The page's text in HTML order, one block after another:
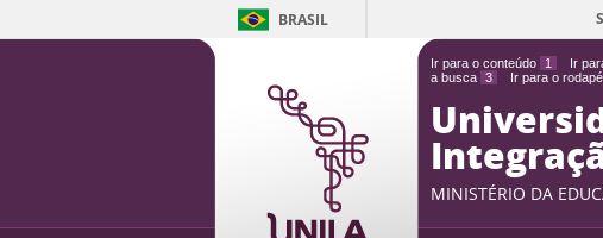
Ir para o conteúdo 1 Ir
a busca 3 Ir para o rodapé
BRASIL
MINISTÉRIO DA